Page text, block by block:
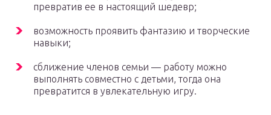
превратив ее в настоящий шедевр;
возможность проявить фантазию и творческие
навыки;
сближение членов семьи — работу можно
выполнять совместно с детьми, тогда она
превратится в увлекательную игру.